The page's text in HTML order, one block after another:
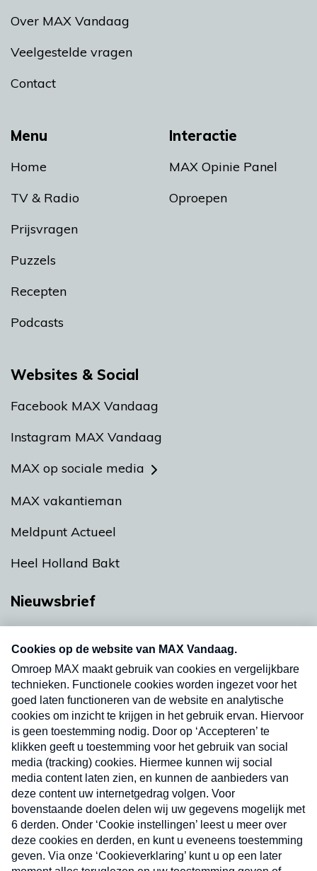
Menu
Home
TV & Radio
Prijsvragen
Puzzels
Recepten
Podcasts
Interactie
MAX Opinie Panel
Oproepen
Over MAX Vandaag
Veelgestelde vragen
Contact
Websites & Social
Facebook MAX Vandaag
Instagram MAX Vandaag
MAX op sociale media
MAX vakantieman
Meldpunt Actueel
Heel Holland Bakt
Nieuwsbrief
nieuwsbrief. Elke vrijdag- en dinsdagochtend in
uw mailbox.
Verzend
Nieuwsbrief
Neem hier een gratis abonnement op onze